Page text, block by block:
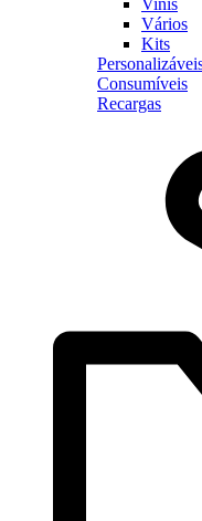
Vinis
Vários
Kits
Consumíveis
Recargas